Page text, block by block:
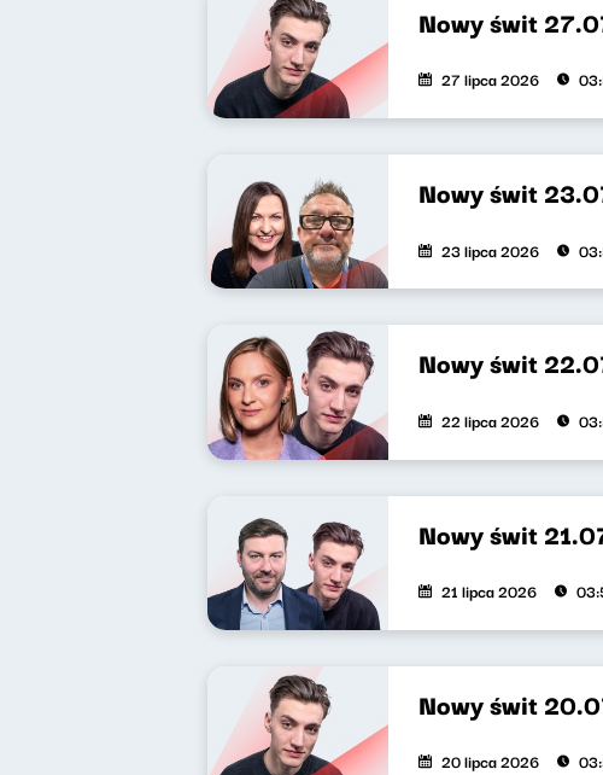
Nowy świt
27 lipca 2026
Nowy świt
23 lipca 2026
Nowy świt
22 lipca 2026
Nowy świt
21 lipca 2026
Nowy świt
20 lipca 2026